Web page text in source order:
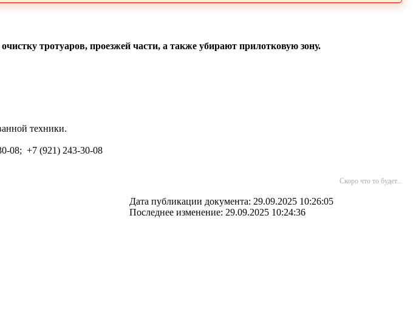
тротуаров, проезжей части, а также убирают прилотковую зону.
техники.
08; +7 (921) 243-30-08
Скоро что то будет...
Дата публикации документа: 29.09.2025 10:26:05
Последнее изменение: 29.09.2025 10:24:36